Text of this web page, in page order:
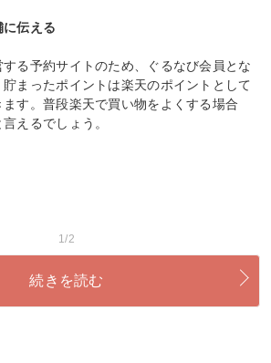
に伝える
る予約サイトのため、ぐるなび会員とな
まったポイントは楽天のポイントとして
す。普段楽天で買い物をよくする場合
えるでしょう。
1/2
続きを読む